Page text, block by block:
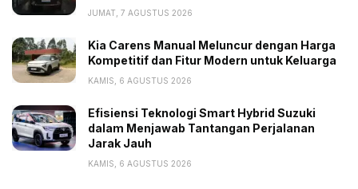
JUMAT, 7 AGUSTUS 2026
Kia Carens Manual Meluncur dengan Harga
Kompetitif dan Fitur Modern untuk Keluarga
KAMIS, 6 AGUSTUS 2026
Efisiensi Teknologi Smart Hybrid Suzuki
dalam Menjawab Tantangan Perjalanan
Jarak Jauh
KAMIS, 6 AGUSTUS 2026